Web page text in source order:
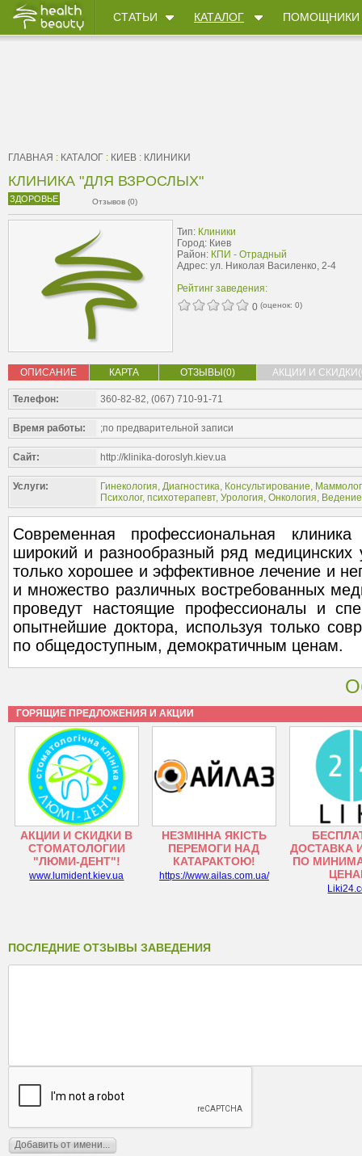
СТАТЬИ КАТАЛОГ ПОМОЩНИКИ
ГЛАВНАЯ : КАТАЛОГ : КИЕВ : КЛИНИКИ
КЛИНИКА "ДЛЯ ВЗРОСЛЫХ"
ЗДОРОВЬЕ Отзывов (0)
Тип: Клиники
Город: Киев
Район: КПИ - Отрадный
Адрес: ул. Николая Василенко, 2-4
Рейтинг заведения:
0 (оценок: 0)
ОПИСАНИЕ КАРТА ОТЗЫВЫ(0) АКЦИИ И
Телефон: 360-82-82, (067) 710-91-71
Время работы: ;по предварительной записи
Сайт: http://klinika-doroslyh.kiev.ua
Услуги: Гинекология, Диагностика, Консультирование, Маммолог
Психолог, психотерапевт, Урология, Онкология,
Современная профессиональная
широкий и разнообразный ряд медицинских
только хорошее и эффективное лечение и
и множество различных востребованных
проведут настоящие профессионалы и
опытнейшие доктора, используя только
по общедоступным, демократичным ценам.
ГОРЯЩИЕ ПРЕДЛОЖЕНИЯ И АКЦИИ
АКЦИИ И СКИДКИ В
СТОМАТОЛОГИИ
"ЛЮМИ-ДЕНТ"!
www.lumident.kiev.ua
НЕЗМІННА ЯКІСТЬ
ПЕРЕМОГИ НАД
КАТАРАКТОЮ!
https://www.ailas.com.ua/
ДОСТАВКА
ПО
ПОСЛЕДНИЕ ОТЗЫВЫ ЗАВЕДЕНИЯ